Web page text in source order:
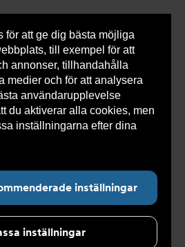
för att ge dig bästa möjliga
till exempel för att
annonser, tillhandahålla
medier och för att analysera
användarupplevelse
du aktiverar alla cookies, men
inställningarna efter dina
inställningar
inställningar
0 varorSnabborder
> Luft- och partikelavskiljare
anslutning >
Smutsfilter AT
4028B32-1012